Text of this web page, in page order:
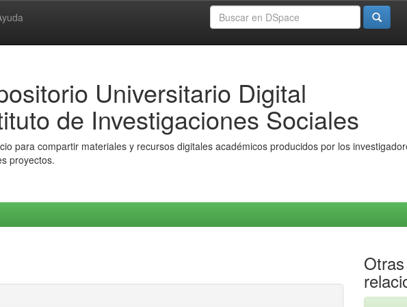
Universitario Digital
de Investigaciones Sociales
para compartir materiales y recursos digitales académicos producidos por los
proyectos.